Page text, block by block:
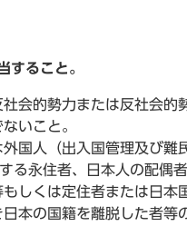
すること。
会的勢力または反社会的
いこと。
外国人（出入国管理及び難
る永住者、日本人の配偶
しくは定住者または日本
本の国籍を離脱した者等